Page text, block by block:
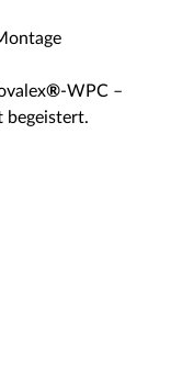
®-WPC –
begeistert.